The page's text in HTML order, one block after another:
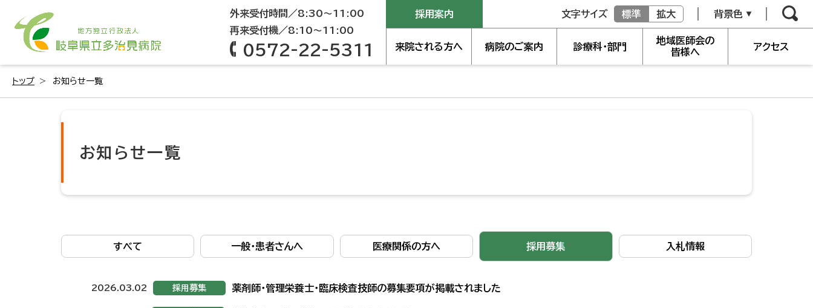
外来受付時間／8:30～11:00
再来受付機／8:10～11:00
0572-22-5311
採用案内 文字サイズ 標準 拡大 背景色
来院される方へ 病院のご案内 診療科・部門
地域医師会の
皆様へ
アクセス
トップ お知らせ一覧
お知らせ一覧
すべて 一般・患者さんへ 医療関係の方へ 採用募集 入札情報
2026.03.02 採用募集 薬剤師・管理栄養士・臨床検査技師の募集要項が掲載されました